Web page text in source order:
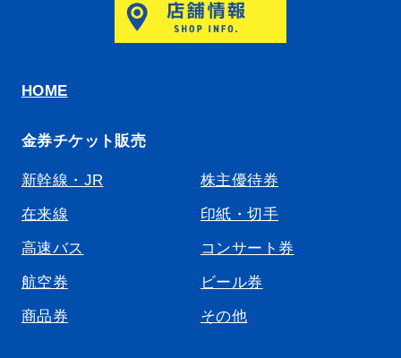
HOME
金券チケット販売
新幹線・JR
株主優待券
在来線
印紙・切手
高速バス
コンサート券
航空券
ビール券
商品券
その他